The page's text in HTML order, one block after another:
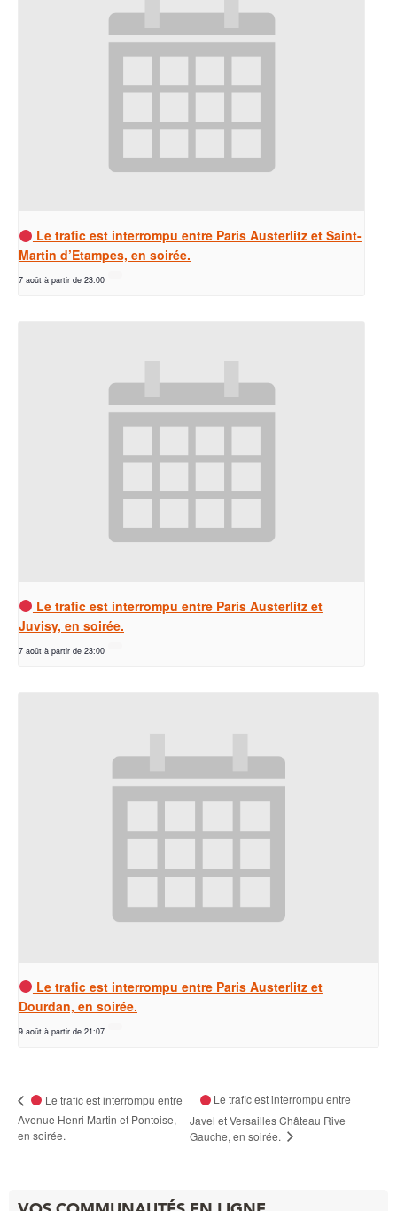
Le trafic est interrompu entre Paris Austerlitz et Saint-
Martin d’Etampes, en soirée.
7 août à partir de 23:00
Le trafic est interrompu entre Paris Austerlitz et
Juvisy, en soirée.
7 août à partir de 23:00
Le trafic est interrompu entre Paris Austerlitz et
Dourdan, en soirée.
9 août à partir de 21:07
Le trafic est interrompu entre
Avenue Henri Martin et Pontoise,
en soirée.
Le trafic est interrompu entre
Javel et Versailles Château Rive
Gauche, en soirée.